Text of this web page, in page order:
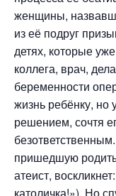
женщины,
из её подруг
детях, которые
коллега, врач,
беременности
жизнь ребёнку, но
решением, сочтя
пришедшую
атеист,
католичка!»). Но